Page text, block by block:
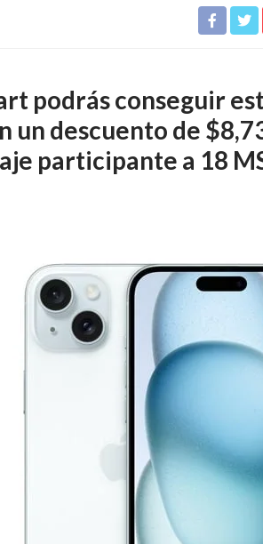
podrás conseguir
un descuento de
participante a 18